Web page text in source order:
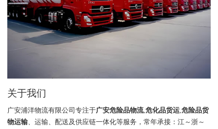
关于我们
广安浦洋物流有限公司专注于广安危险品物流, 危化品货运 危险品货
物运输 、运输、配送及供应链一体化等服务，常年承接：江～浙～